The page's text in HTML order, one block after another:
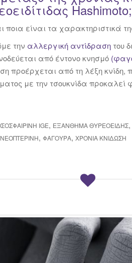
Hashimoto;
ποια είναι τα χαρακτηριστικά
την αλλεργική αντίδραση του
από έντονο κνησμό
προέρχεται από τη λέξη
με την τσουκνίδα
IGE, ΕΞΆΝΘΗΜΑ ΘΥΡΕΟΕΙΔΉΣ,
ΝΕΟΠΤΕΡΊΝΗ, ΦΑΓΟΎΡΑ, ΧΡΌΝΙΑ ΚΝΊΔΩΣΗ